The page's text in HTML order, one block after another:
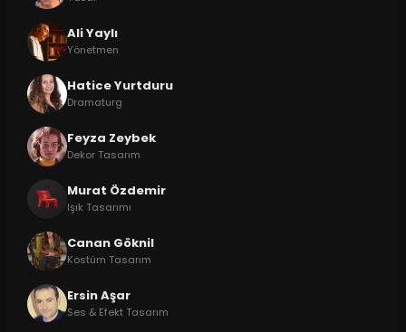
Ali Yaylı
Yönetmen
Hatice Yurtduru
Dramaturg
Feyza Zeybek
Dekor Tasarım
Murat Özdemir
Işık Tasarımı
Canan Göknil
Kostüm Tasarım
Ersin Aşar
Ses & Efekt Tasarım